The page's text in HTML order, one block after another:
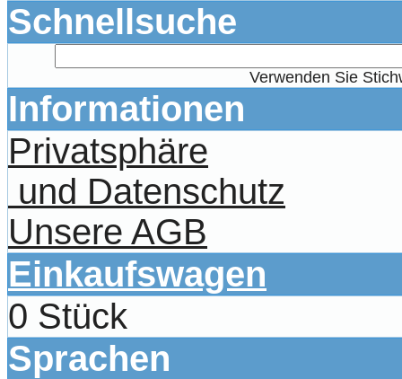
Schnellsuche
Verwenden Sie
Informationen
Privatsphäre
und Datenschutz
Unsere AGB
Einkaufswagen
0 Stück
Sprachen